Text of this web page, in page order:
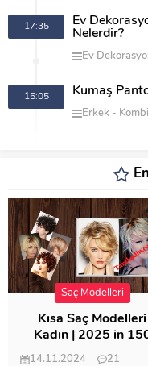
17:35
Ev
Nelerdir?
Ev
15:05 Kumaş
Erkek
Saç Modelleri
Kısa Saç Modelleri
Kadın | 2025 in
Modeli
14.11.2024
21